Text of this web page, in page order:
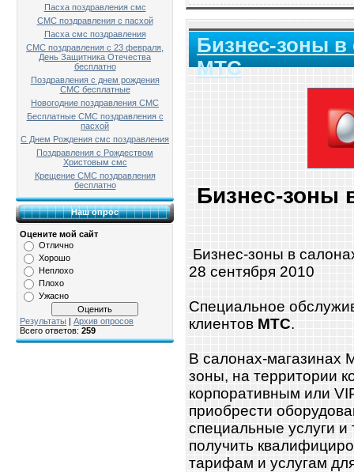
Пасха поздравления смс
СМС поздравления с пасхой
Пасха смс поздравления
СМС поздравления с 23 февраля,
День Защитника Отечества
бесплатно
Поздравления с днем рождения
СМС бесплатные
Новогодние поздравления СМС
Бесплатные СМС поздравления с
пасхой
С Днем Рождения смс поздравления
Поздравления с Рождеством
Христовым смс
Крещение СМС поздравления
бесплатно
Наш опрос
Оцените мой сайт
Отлично
Хорошо
Неплохо
Плохо
Ужасно
Результаты | Архив опросов
Всего ответов: 259
Бизнес-зоны в
МТС
Бизнес-зоны
Бизнес-зоны в
28 сентября 2010
Специальное
клиентов МТС.
В салонах-магазинах
зоны, на территории
корпоративным или
приобрести
специальные услуги
получить
тарифам и услугам